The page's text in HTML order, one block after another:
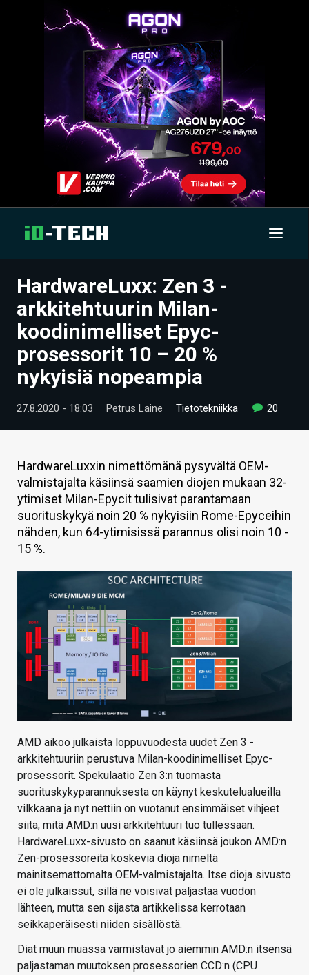
UUTISET
ARTIKKELIT
VIDEOT
TECHBBS
TIETOA
KAUPPA
VAIHDA TEEMA
HAKU
HardwareLuxx: Zen 3 -
arkkitehtuurin Milan-
koodinimelliset Epyc-
prosessorit 10 – 20 %
nykyisiä nopeampia
27.8.2020 - 18:03 Petrus Laine Tietotekniikka 20
HardwareLuxxin nimettömänä pysyvältä OEM-
valmistajalta käsiinsä saamien diojen mukaan 32-
ytimiset Milan-Epycit tulisivat parantamaan
suorituskykyä noin 20 % nykyisiin Rome-Epyceihin
nähden, kun 64-ytimisissä parannus olisi noin 10 -
15 %.
AMD aikoo julkaista loppuvuodesta uudet Zen 3 -
arkkitehtuuriin perustuva Milan-koodinimelliset Epyc-
prosessorit. Spekulaatio Zen 3:n tuomasta
suorituskykyparannuksesta on käynyt keskutelualueilla
vilkkaana ja nyt nettiin on vuotanut ensimmäiset vihjeet
siitä, mitä AMD:n uusi arkkitehtuuri tuo tullessaan.
HardwareLuxx-sivusto on saanut käsiinsä joukon AMD:n
Zen-prosessoreita koskevia dioja nimeltä
mainitsemattomalta OEM-valmistajalta. Itse dioja sivusto
ei ole julkaissut, sillä ne voisivat paljastaa vuodon
lähteen, mutta sen sijasta artikkelissa kerrotaan
seikkaperäisesti niiden sisällöstä.
Diat muun muassa varmistavat jo aiemmin AMD:n itsensä
paljastaman muutoksen prosessorien CCD:n (CPU